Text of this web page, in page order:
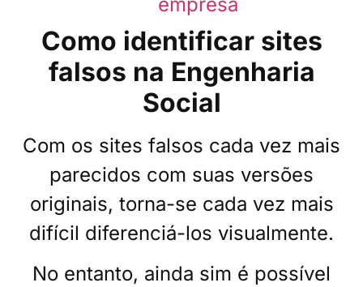
Como identificar sites
falsos na Engenharia
Social
Com os sites falsos cada vez mais
parecidos com suas versões
originais, torna-se cada vez mais
difícil diferenciá-los visualmente.
No entanto, ainda sim é possível